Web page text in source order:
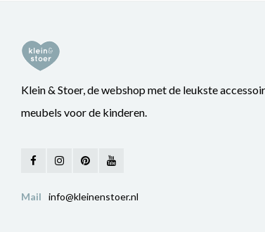
Klein & Stoer, de webshop met de leukste
meubels voor de kinderen.
Mail info@kleinenstoer.nl